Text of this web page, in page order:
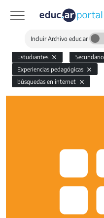
Incluir Archivo educ.ar
Estudiantes
Secundario
Experiencias pedagógicas
búsquedas en internet